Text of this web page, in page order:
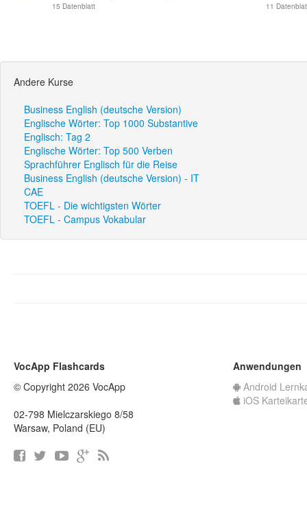
15 Datenblatt 11
Andere Kurse
Business English (deutsche Version)
Englische Wörter: Top 1000 Substantive
Englisch: Tag 2
Englische Wörter: Top 500 Verben
Sprachführer Englisch für die Reise
Business English (deutsche Version) - IT
CAE
TOEFL - Die wichtigsten Wörter
TOEFL - Campus Vokabular
VocApp Flashcards
© Copyright 2026 VocApp
02-798 Mielczarskiego 8/58
Warsaw, Poland (EU)
Anwendungen
Android
iOS